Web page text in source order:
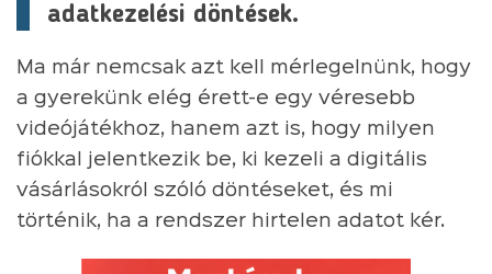
adatkezelési döntések.
Ma már nemcsak azt kell mérlegelnünk, hogy
a gyerekünk elég érett-e egy véresebb
videójátékhoz, hanem azt is, hogy milyen
fiókkal jelentkezik be, ki kezeli a digitális
vásárlásokról szóló döntéseket, és mi
történik, ha a rendszer hirtelen adatot kér.